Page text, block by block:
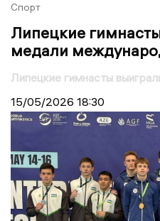
Спорт
Липецкие
медали
Липецкие гимнасты
15/05/2026 18:30